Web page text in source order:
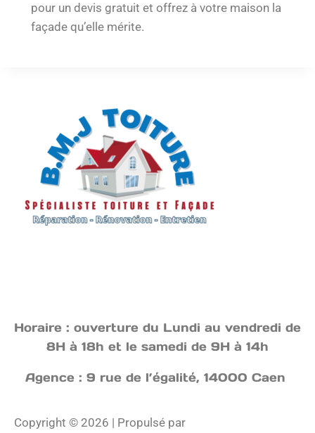
pour un devis gratuit et offrez à votre maison la
façade qu’elle mérite.
Horaire : ouverture du Lundi au vendredi de
8H à 18h et le samedi de 9H à 14h
Agence : 9 rue de l’égalité, 14000 Caen
Copyright © 2026 | Propulsé par